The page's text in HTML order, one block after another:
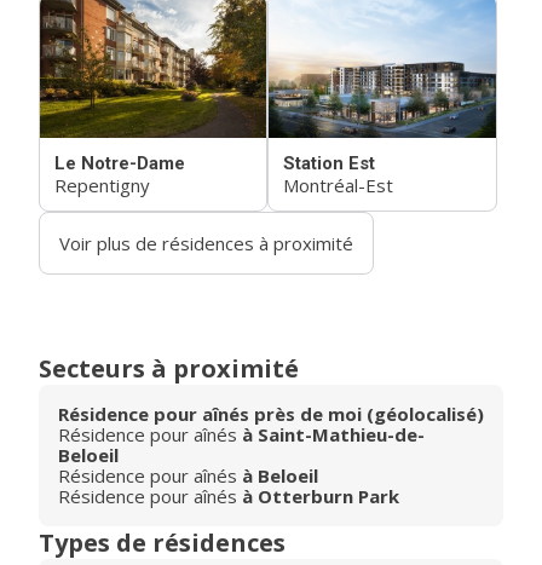
Le Notre-Dame
Repentigny
Station Est
Montréal-Est
Voir plus de résidences à proximité
Secteurs à proximité
Résidence pour aînés près de moi (géolocalisé)
Résidence pour aînés à Saint-Mathieu-de-
Beloeil
Résidence pour aînés à Beloeil
Résidence pour aînés à Otterburn Park
Types de résidences